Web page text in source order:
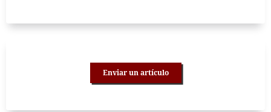
Enviar un artículo